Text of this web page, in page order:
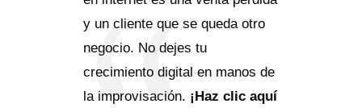
y un cliente que se queda otro
negocio. No dejes tu
crecimiento digital en manos de
la improvisación. ¡Haz clic aquí